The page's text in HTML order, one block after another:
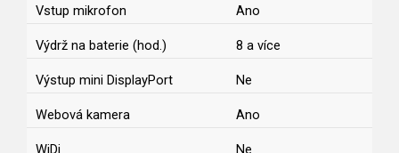
Vstup mikrofon Ano
Výdrž na baterie (hod.) 8 a více
Výstup mini DisplayPort Ne
Webová kamera Ano
WiDi Ne